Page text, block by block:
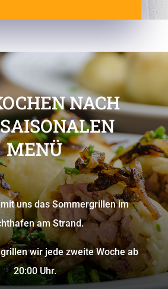
NACH
MENÜ
uns das Sommergrillen im
am Strand.
wir jede zweite Woche ab
20:00 Uhr.